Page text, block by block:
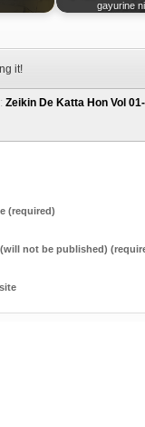
gayurine
it!
Zeikin De Katta Hon Vol
(required)
not be published)